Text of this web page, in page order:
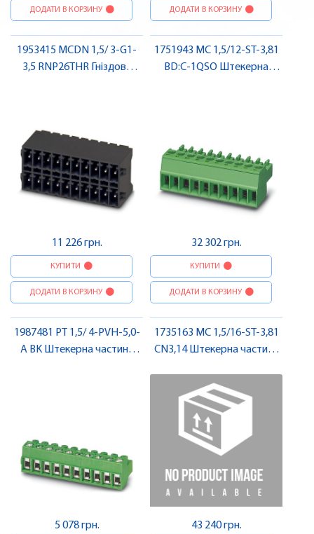
ДОДАТИ В КОРЗИНУ ДОДАТИ В КОРЗИНУ
1953415 MCDN 1,5/ 3-G1-
3,5 RNP26THR Гніздова
11 226 грн.
КУПИТИ
ДОДАТИ В КОРЗИНУ
1751943 MC 1,5/12-ST-3,81
BD:C-1QSO Штекерна
32 302 грн.
КУПИТИ
ДОДАТИ В КОРЗИНУ
1987481 PT 1,5/ 4-PVH-5,0-
A BK Штекерна частина
5 078 грн.
1735163 MC 1,5/16-ST-3,81
CN3,14 Штекерна частина
43 240 грн.